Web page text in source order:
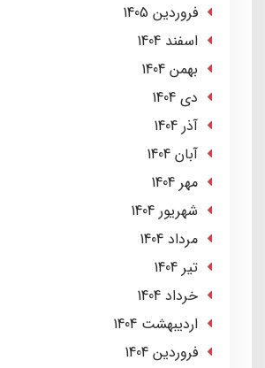
فروردین 1405
اسفند 1404
بهمن 1404
دی 1404
آذر 1404
آبان 1404
مهر 1404
شهریور 1404
مرداد 1404
تير 1404
خرداد 1404
ارديبهشت 1404
فروردین 1404